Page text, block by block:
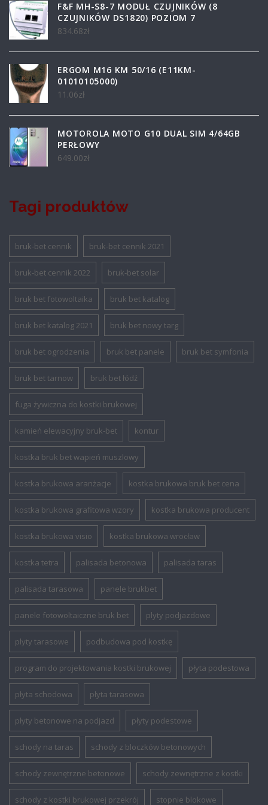
F&F MH-S8-7 MODUŁ CZUJNIKÓW (8
CZUJNIKÓW DS1820) POZIOM 7
834.68zł
ERGOM M16 KM 50/16 (E11KM-
01010105000)
11.06zł
MOTOROLA MOTO G10 DUAL SIM 4/64GB
PERŁOWY
649.00zł
Tagi produktów
bruk-bet cennik bruk-bet cennik 2021
bruk-bet cennik 2022 bruk-bet solar
bruk bet fotowoltaika bruk bet katalog
bruk bet katalog 2021 bruk bet nowy targ
bruk bet ogrodzenia bruk bet panele bruk bet symfonia
bruk bet tarnow bruk bet łódź
fuga żywiczna do kostki brukowej
kamień elewacyjny bruk-bet kontur
kostka bruk bet wapień muszlowy
kostka brukowa aranżacje kostka brukowa bruk bet cena
kostka brukowa grafitowa wzory kostka brukowa producent
kostka brukowa visio kostka brukowa wrocław
kostka tetra palisada betonowa palisada taras
palisada tarasowa panele brukbet
panele fotowoltaiczne bruk bet plyty podjazdowe
plyty tarasowe podbudowa pod kostkę
program do projektowania kostki brukowej płyta podestowa
płyta schodowa płyta tarasowa
płyty betonowe na podjazd płyty podestowe
schody na taras schody z bloczków betonowych
schody zewnętrzne betonowe schody zewnętrzne z kostki
schody z kostki brukowej przekrój stopnie blokowe